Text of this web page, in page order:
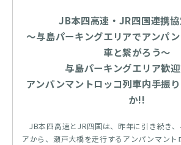
JB本四高速・JR四国連携
～与島パーキングエリアでアンパ
車と繋がろう～
与島パーキングエリア歓
アンパンマントロッコ列車内手振
か!!
JB本四高速とJR四国は、昨年に引き続き
アから、瀬戸大橋を走行するアンパンマント